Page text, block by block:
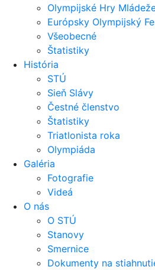
Olympijské Hry
Európsky Olympijský
Všeobecné
Štatistiky
História
STÚ
Sieň Slávy
Čestné členstvo
Štatistiky
Triatlonista roka
Olympiáda
Galéria
Fotografie
Videá
O nás
O STÚ
Stanovy
Smernice
Dokumenty na